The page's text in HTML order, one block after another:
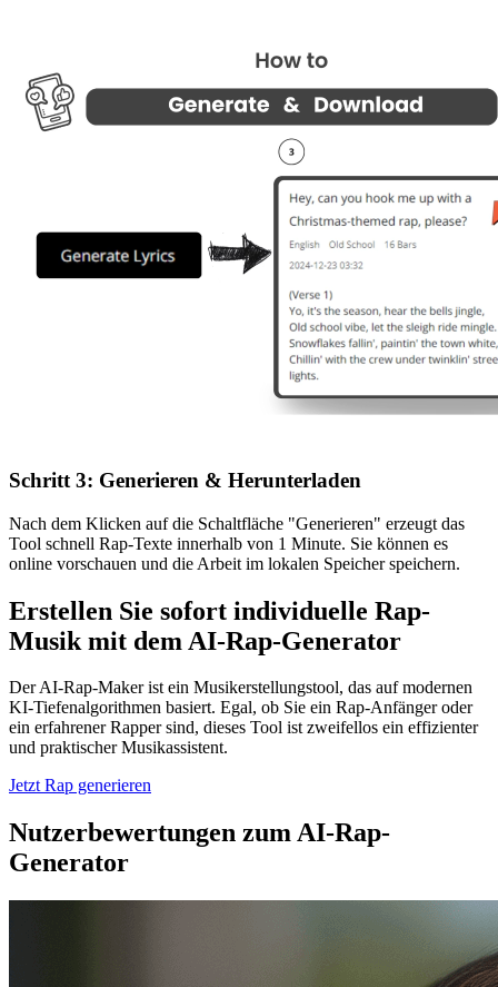
Schritt 3: Generieren & Herunterladen
Nach dem Klicken auf die Schaltfläche "Generieren" erzeugt das
Tool schnell Rap-Texte innerhalb von 1 Minute. Sie können es
online vorschauen und die Arbeit im lokalen Speicher speichern.
Erstellen Sie sofort individuelle Rap-
Musik mit dem AI-Rap-Generator
Der AI-Rap-Maker ist ein Musikerstellungstool, das auf modernen
KI-Tiefenalgorithmen basiert. Egal, ob Sie ein Rap-Anfänger oder
ein erfahrener Rapper sind, dieses Tool ist zweifellos ein effizienter
und praktischer Musikassistent.
Jetzt Rap generieren
Nutzerbewertungen zum AI-Rap-
Generator